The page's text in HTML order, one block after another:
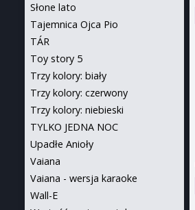
Słone lato
Tajemnica Ojca Pio
TÁR
Toy story 5
Trzy kolory: biały
Trzy kolory: czerwony
Trzy kolory: niebieski
TYLKO JEDNA NOC
Upadłe Anioły
Vaiana
Vaiana - wersja karaoke
Wall-E